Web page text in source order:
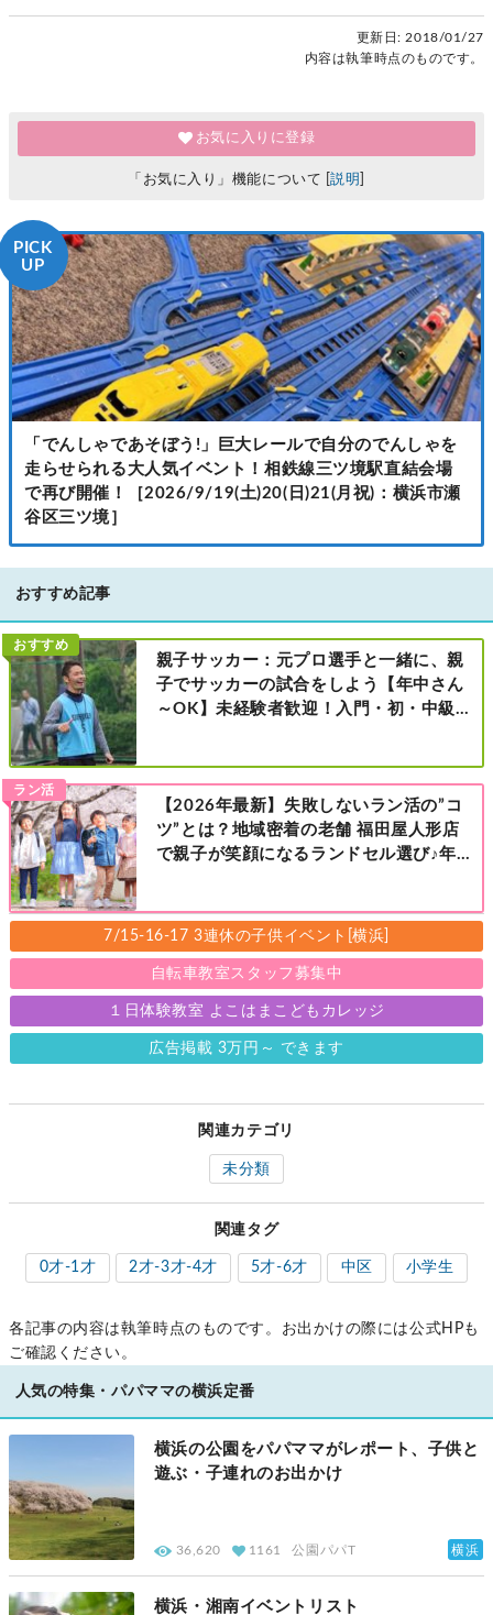
更新日: 2018/01/27
内容は執筆時点のものです。
お気に入りに登録
「お気に入り」機能について [説明
PICK
UP
「でんしゃであそぼう!」巨大レールで自分のでんしゃを
走らせられる大人気イベント！相鉄線三ツ境駅直結会場
で再び開催！［2026/9/19(土)20(日)21(月祝)：横浜市瀬
谷区三ツ境］
おすすめ記事
おすすめ
親子サッカー：元プロ選手と一緒に、親
子でサッカーの試合をしよう【年中さん
～OK】未経験者歓迎！入門・初・中級の
ラン活
【2026年最新】失敗しないラン活の”コ
ツ”とは？地域密着の老舗 福田屋人形店
で親子が笑顔になるランドセル選び♪年
店・町田店・マルイファミリー溝口店］
7/15-16-17 3連休の子供イベント[横浜]
自転車教室スタッフ募集中
１日体験教室 よこはまこどもカレッジ
広告掲載 3万円～ できます
関連カテゴリ
未分類
関連タグ
0才-1才 2才-3才-4才 5才-6才 中区 小学生
各記事の内容は執筆時点のものです。お出かけの際には公式HPも
ご確認ください。
人気の特集・パパママの横浜定番
横浜の公園をパパママがレポート、子供と
遊ぶ・子連れのお出かけ
36,620 1161 公園パパT 横浜
横浜・湘南イベントリスト